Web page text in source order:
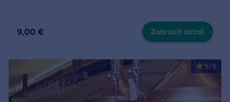
9,00 € Zobraziť detail
5/5